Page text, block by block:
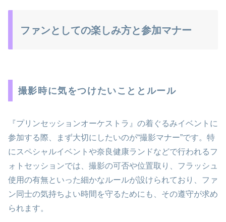
ファンとしての楽しみ方と参加マナー
撮影時に気をつけたいこととルール
『プリンセッションオーケストラ』の着ぐるみイベントに
参加する際、まず大切にしたいのが“撮影マナー”です。特
にスペシャルイベントや奈良健康ランドなどで行われるフ
ォトセッションでは、撮影の可否や位置取り、フラッシュ
使用の有無といった細かなルールが設けられており、ファ
ン同士の気持ちよい時間を守るためにも、その遵守が求め
られます。